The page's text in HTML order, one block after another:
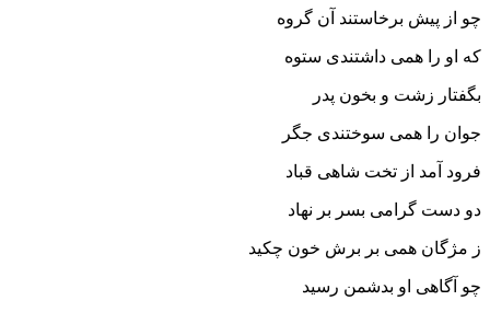
چو از پیش برخاستند آن گروه
که او را همى داشتندى ستوه‏
بگفتار زشت و بخون پدر
جوان را همى سوختندى جگر
فرود آمد از تخت شاهى قباد
دو دست گرامى بسر بر نهاد
ز مژگان همى بر برش خون چکید
چو آگاهى او بدشمن رسید